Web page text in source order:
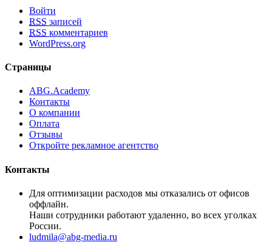
Войти
RSS записей
RSS комментариев
WordPress.org
Страницы
ABG.Academy
Контакты
О компании
Оплата
Отзывы
Откройте рекламное агентство
Контакты
Для оптимизации расходов мы отказались от офисов
оффлайн.
Наши сотрудники работают удаленно, во всех уголках
России.
ludmila@abg-media.ru